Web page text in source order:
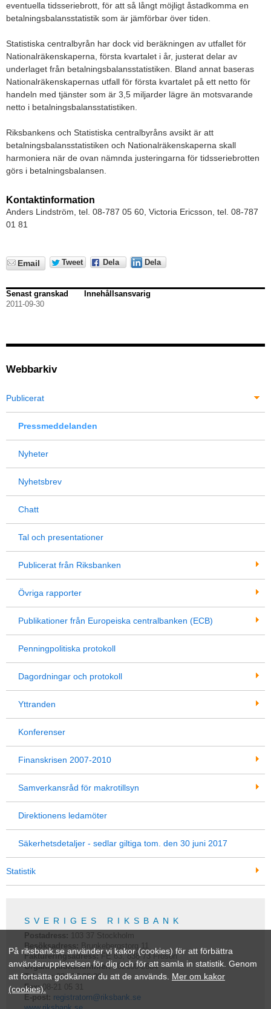
eventuella tidsseriebrott, för att så långt möjligt åstadkomma en
betalningsbalansstatistik som är jämförbar över tiden.
Statistiska centralbyrån har dock vid beräkningen av utfallet för
Nationalräkenskaperna, första kvartalet i år, justerat delar av
underlaget från betalningsbalansstatistiken. Bland annat baseras
Nationalräkenskapernas utfall för första kvartalet på ett netto för
handeln med tjänster som är 3,5 miljarder lägre än motsvarande
netto i betalningsbalansstatistiken.
Riksbankens och Statistiska centralbyråns avsikt är att
betalningsbalansstatistiken och Nationalräkenskaperna skall
harmoniera när de ovan nämnda justeringarna för tidsseriebrotten
görs i betalningsbalansen.
Kontaktinformation
Anders Lindström, tel. 08-787 05 60, Victoria Ericsson, tel. 08-787
01 81
Email Tweet Dela Dela
Senast granskad
2011-09-30
Innehållsansvarig
Webbarkiv
Publicerat
Pressmeddelanden
Nyheter
Nyhetsbrev
Chatt
Tal och presentationer
Publicerat från Riksbanken
Övriga rapporter
Publikationer från Europeiska centralbanken (ECB)
Penningpolitiska protokoll
Dagordningar och protokoll
Yttranden
Konferenser
Finanskrisen 2007-2010
Samverkansråd för makrotillsyn
Direktionens ledamöter
Säkerhetsdetaljer - sedlar giltiga tom. den 30 juni 2017
Statistik
SVERIGES RIKSBANK
Postadress: 103 37 Stockholm
Besöksadress: Brunkebergstorg 11
Faktureringsadress:FE 63, 838 73 Frösön
Organisationsnummer:202100-2684
Telefon: 08-787 00 00
Fax:08-21 05 31
E-post: registratorn@riksbank.se
På riksbank.se använder vi kakor (cookies) för att förbättra
användarupplevelsen för dig och för att samla in statistik. Genom
att fortsätta godkänner du att de används. Mer om kakor
(cookies).